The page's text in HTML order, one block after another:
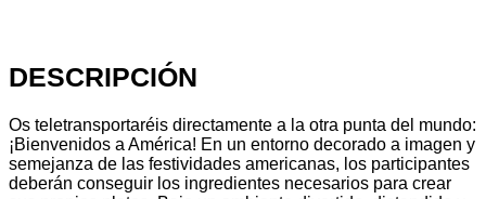
DESCRIPCIÓN
Os teletransportaréis directamente a la otra punta del mundo:
¡Bienvenidos a América! En un entorno decorado a imagen y
semejanza de las festividades americanas, los participantes
deberán conseguir los ingredientes necesarios para crear